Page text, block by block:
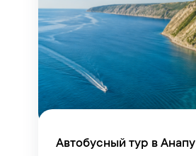
Автобусный тур в Анапу